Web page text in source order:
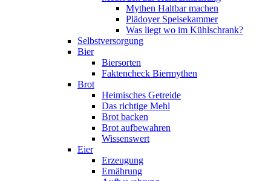
Mythen Haltbar machen
Plädoyer Speisekammer
Was liegt wo im Kühlschrank?
Selbstversorgung
Bier
Biersorten
Faktencheck Biermythen
Brot
Heimisches Getreide
Das richtige Mehl
Brot backen
Brot aufbewahren
Wissenswert
Eier
Erzeugung
Ernährung